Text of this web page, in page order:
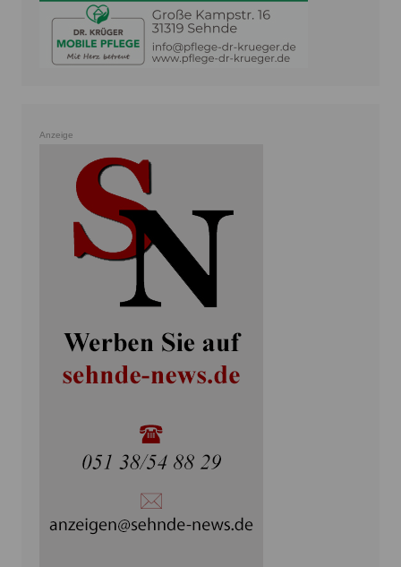
Anzeige